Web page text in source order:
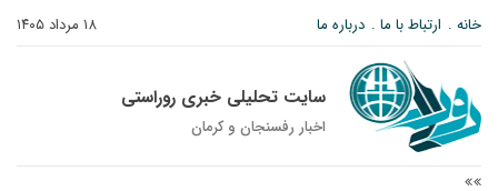
۱۸ مرداد ۱۴۰۵ خانه ارتباط با ما درباره ما
سایت تحلیلی خبری روراستی
اخبار رفسنجان و كرمان